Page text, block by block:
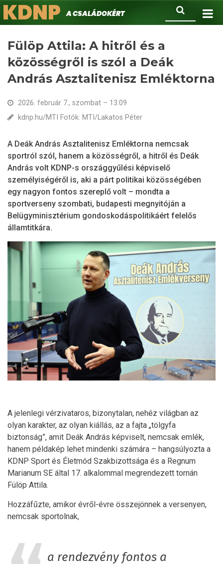
Ugrás
a
Keresés
KDNPA családokért.
Fülöp Attila: A hitről és a
közösségről is szól a Deák
András Asztalitenisz Emléktorna
2026. február 7., szombat – 13:09
kdnp.hu/MTI Fotók: MTI/Lakatos Péter
A Deák András Asztalitenisz Emléktorna nemcsak
sportról szól, hanem a közösségről, a hitről és Deák
András volt KDNP-s országgyűlési képviselő
személyiségéről is, aki a párt politikai közösségében
egy nagyon fontos szereplő volt – mondta a
sportverseny szombati, budapesti megnyitóján a
Belügyminisztérium gondoskodáspolitikáért felelős
államtitkára.
A jelenlegi vérzivataros, bizonytalan, nehéz világban az
olyan karakter, az olyan kiállás, az a fajta „tölgyfa
biztonság”, amit Deák András képviselt, nemcsak emlék,
hanem példakép lehet mindenki számára – hangsúlyozta a
KDNP Sport és Életmód Szakbizottsága és a Regnum
Marianum SE által 17. alkalommal megrendezett tornán
Fülöp Attila.
Hozzáfűzte, amikor évről-évre összejönnek a versenyen,
nemcsak sportolnak,
a rendezvény fontos a